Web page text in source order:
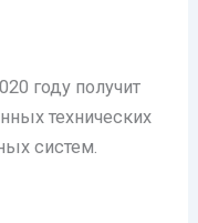
году получит
технических
систем.